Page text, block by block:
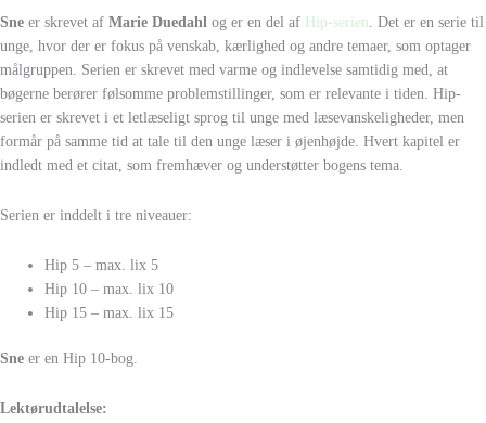
Sne er skrevet af Marie Duedahl og er en del af Hip-serien . Det er en serie til
unge, hvor der er fokus på venskab, kærlighed og andre temaer, som optager
målgruppen. Serien er skrevet med varme og indlevelse samtidig med, at
bøgerne berører følsomme problemstillinger, som er relevante i tiden. Hip-
serien er skrevet i et letlæseligt sprog til unge med læsevanskeligheder, men
formår på samme tid at tale til den unge læser i øjenhøjde. Hvert kapitel er
indledt med et citat, som fremhæver og understøtter bogens tema.
Serien er inddelt i tre niveauer:
Hip 5 – max. lix 5
Hip 10 – max. lix 10
Hip 15 – max. lix 15
Sne er en Hip 10-bog.
Lektørudtalelse: